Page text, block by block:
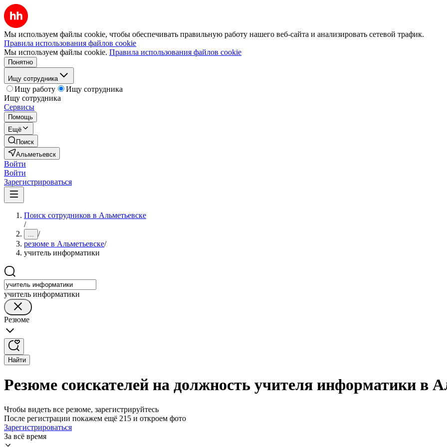
Мы используем файлы cookie, чтобы обеспечивать правильную работу нашего веб-сайта и анализировать сетевой трафик.
Правила использования файлов cookie
Мы используем файлы cookie. Правила использования файлов cookie
Понятно
Ищу сотрудника
Ищу работу
Ищу сотрудника
Ищу сотрудника
Сервисы
Помощь
Ещё
Поиск
Альметьевск
Войти
Войти
Зарегистрироваться
Поиск сотрудников в Альметьевске
/
... /
резюме в Альметьевске/
учитель информатики
учитель информатики
Резюме
Найти
Резюме соискателей на должность учителя информатики в
Чтобы видеть все резюме, зарегистрируйтесь
После регистрации покажем ещё 215 и откроем фото
Зарегистрироваться
За всё время